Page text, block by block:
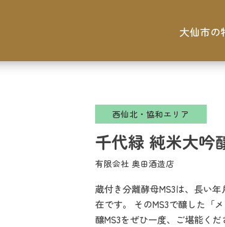
大仙市の
西仙北・協和エリア
千代緑 純米大吟
有限会社 奥田酒造店
蔵付き分離酵母MS3は、長い
在です。 そのMS3で醸した「
醸MS3をぜひ一度、ご堪能く